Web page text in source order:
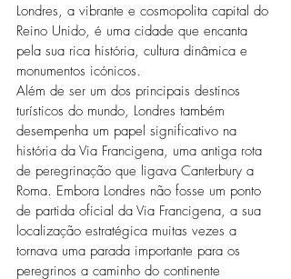
Londres, a vibrante e cosmopolita capital do
Reino Unido, é uma cidade que encanta
pela sua rica história, cultura dinâmica e
monumentos icónicos.
Além de ser um dos principais destinos
turísticos do mundo, Londres também
desempenha um papel significativo na
história da Via Francigena, uma antiga rota
de peregrinação que ligava Canterbury a
Roma. Embora Londres não fosse um ponto
de partida oficial da Via Francigena, a sua
localização estratégica muitas vezes a
tornava uma parada importante para os
peregrinos a caminho do continente